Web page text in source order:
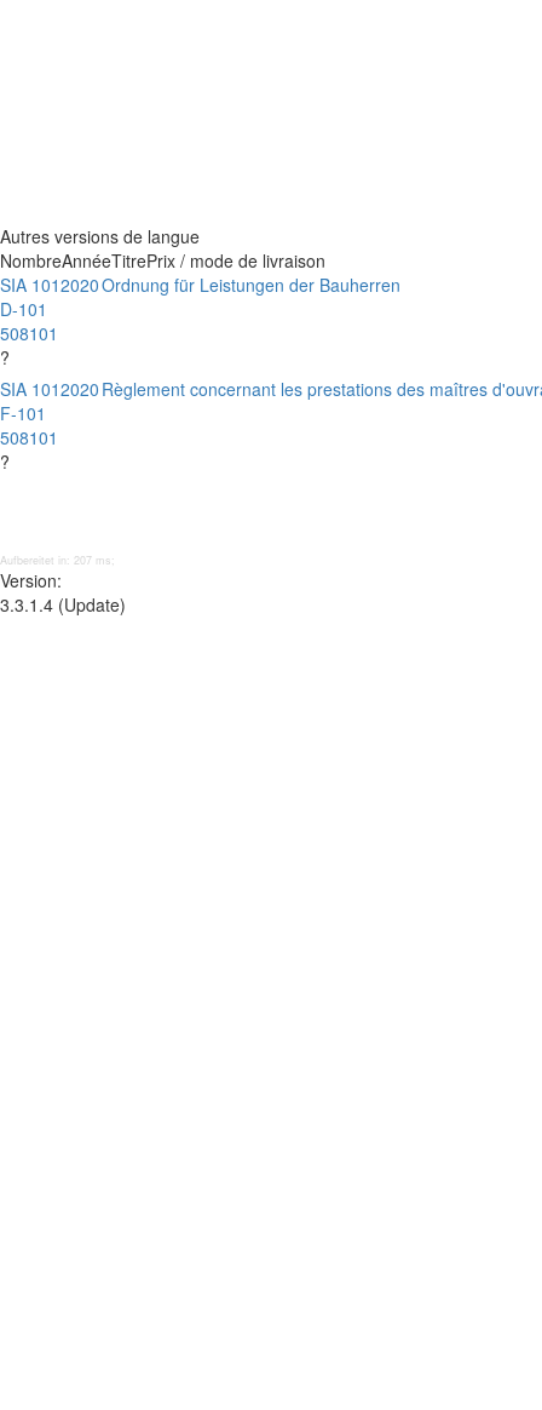
Autres versions de langue
NombreAnnéeTitrePrix / mode de livraison
SIA 101
D-101
508101
?
2020Ordnung für Leistungen der Bauherren
SIA 101
F-101
508101
?
2020 Règlement concernant les prestations des maîtres
Aufbereitet in: 207 ms;
Version:
3.3.1.4 (Update)